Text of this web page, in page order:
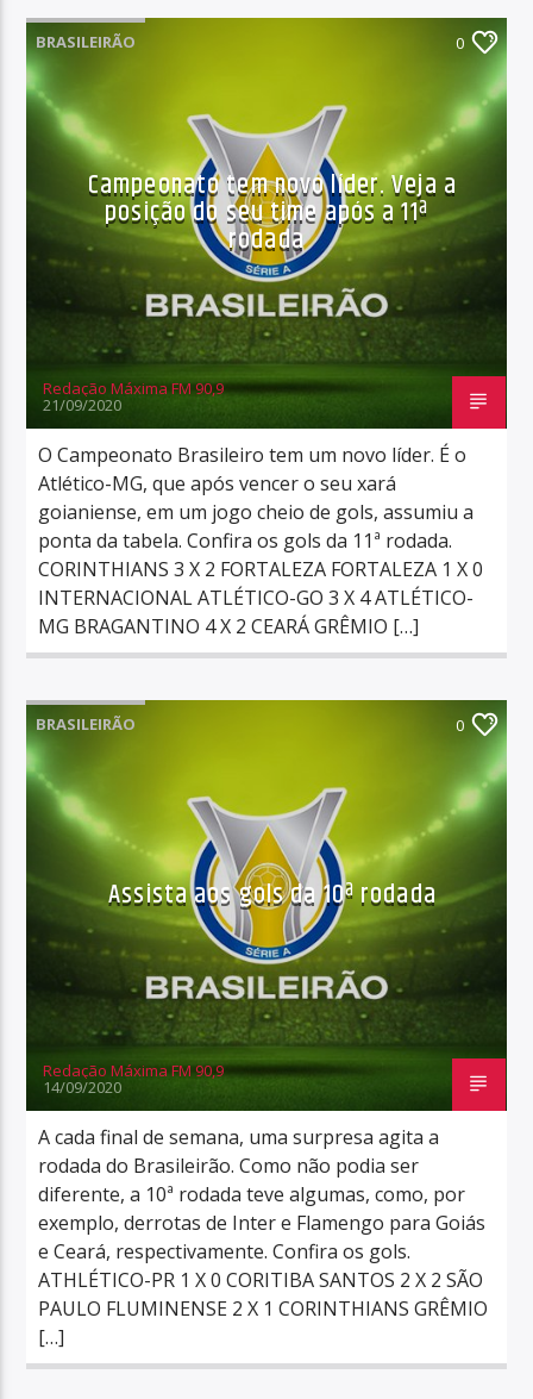
BRASILEIRÃO 0
Campeonato tem novo líder. Veja a
posição do seu time após a 11ª
rodada
Redação Máxima FM 90,9
21/09/2020
O Campeonato Brasileiro tem um novo líder. É o
Atlético-MG, que após vencer o seu xará
goianiense, em um jogo cheio de gols, assumiu a
ponta da tabela. Confira os gols da 11ª rodada.
CORINTHIANS 3 X 2 FORTALEZA FORTALEZA 1 X 0
INTERNACIONAL ATLÉTICO-GO 3 X 4 ATLÉTICO-
MG BRAGANTINO 4 X 2 CEARÁ GRÊMIO […]
BRASILEIRÃO 0
Assista aos gols da 10ª rodada
Redação Máxima FM 90,9
14/09/2020
A cada final de semana, uma surpresa agita a
rodada do Brasileirão. Como não podia ser
diferente, a 10ª rodada teve algumas, como, por
exemplo, derrotas de Inter e Flamengo para Goiás
e Ceará, respectivamente. Confira os gols.
ATHLÉTICO-PR 1 X 0 CORITIBA SANTOS 2 X 2 SÃO
PAULO FLUMINENSE 2 X 1 CORINTHIANS GRÊMIO
[…]